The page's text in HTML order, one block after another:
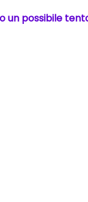
un possibile